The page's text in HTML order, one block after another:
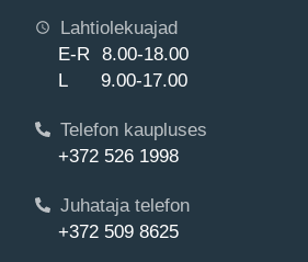
Lahtiolekuajad
E-R 8.00-18.00
L 9.00-17.00
Telefon kaupluses
+372 526 1998
Juhataja telefon
+372 509 8625